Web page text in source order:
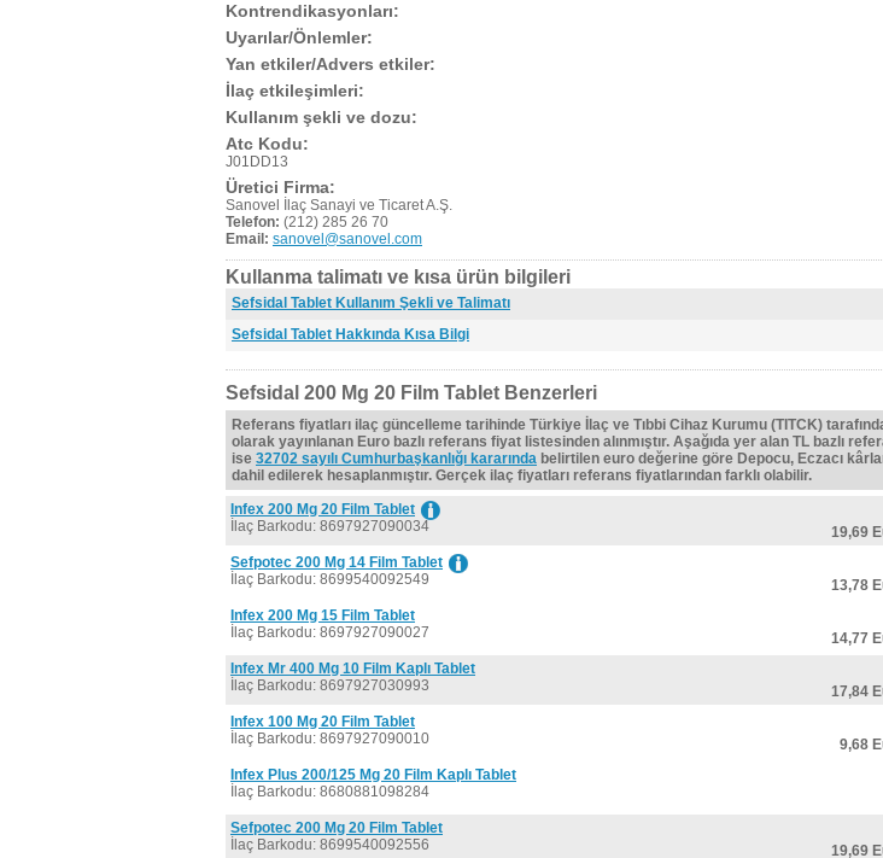
Kontrendikasyonları:
Uyarılar/Önlemler:
Yan etkiler/Advers etkiler:
İlaç etkileşimleri:
Kullanım şekli ve dozu:
Atc Kodu:
J01DD13
Üretici Firma:
Sanovel İlaç Sanayi ve Ticaret A.Ş.
Telefon: (212) 285 26 70
Email: sanovel@sanovel.com
Kullanma talimatı ve kısa ürün bilgileri
Sefsidal Tablet Kullanım Şekli ve Talimatı
Sefsidal Tablet Hakkında Kısa Bilgi
Sefsidal 200 Mg 20 Film Tablet Benzerleri
Referans fiyatları ilaç güncelleme tarihinde Türkiye İlaç ve Tıbbi Cihaz Kurumu (TITCK)
olarak yayınlanan Euro bazlı referans fiyat listesinden alınmıştır. Aşağıda yer alan TL bazlı
ise 32702 sayılı Cumhurbaşkanlığı kararında belirtilen euro değerine göre Depocu, Eczacı
dahil edilerek hesaplanmıştır. Gerçek ilaç fiyatları referans fiyatlarından farklı olabilir.
Infex 200 Mg 20 Film Tablet
İlaç Barkodu: 8697927090034
19,69
Sefpotec 200 Mg 14 Film Tablet
İlaç Barkodu: 8699540092549
13,78
Infex 200 Mg 15 Film Tablet
İlaç Barkodu: 8697927090027
14,77
Infex Mr 400 Mg 10 Film Kaplı Tablet
İlaç Barkodu: 8697927030993
17,84
Infex 100 Mg 20 Film Tablet
İlaç Barkodu: 8697927090010
9,68
Infex Plus 200/125 Mg 20 Film Kaplı Tablet
İlaç Barkodu: 8680881098284
Sefpotec 200 Mg 20 Film Tablet
İlaç Barkodu: 8699540092556
19,69